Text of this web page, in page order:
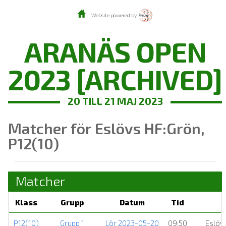
Website powered by
ARANÄS OPEN
2023 [ARCHIVED]
20 TILL 21 MAJ 2023
Matcher för Eslövs HF:Grön,
P12(10)
Matcher
Klass Grupp Datum Tid
P12(10) Grupp 1 Lör 2023-05-20 09:50